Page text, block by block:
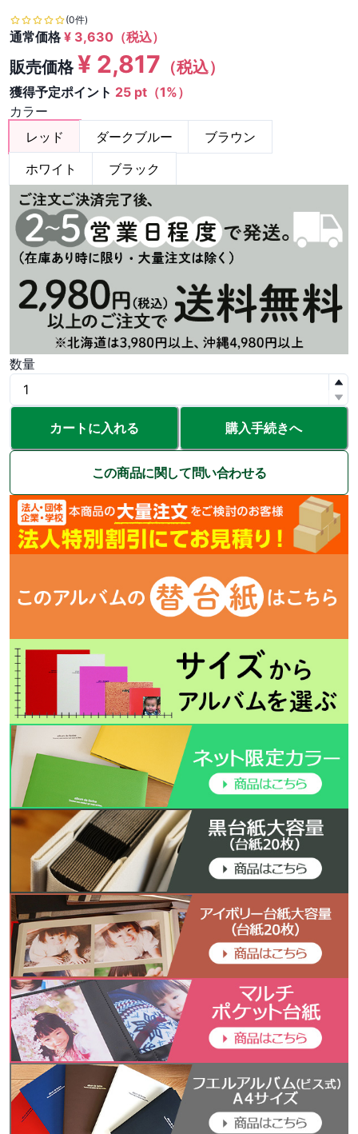
(0件)
通常価格¥ 3,630 （税込）
販売価格¥ 2,817 （税込）
獲得予定ポイント 25 pt（1%）
カラー
レッド
ダークブルー
ブラウン
ホワイト
ブラック
数量
カートに入れる 購入手続きへ
この商品に関して問い合わせる